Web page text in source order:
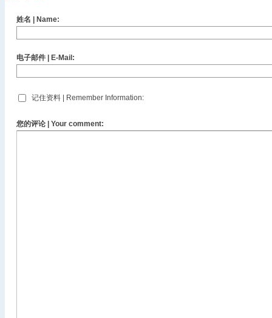
姓名 | Name:
电子邮件 | E-Mail:
记住资料 | Remember Information:
您的评论 | Your comment: